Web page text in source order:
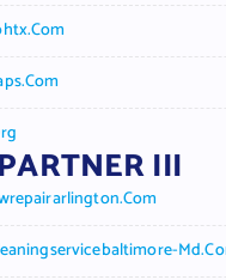
III